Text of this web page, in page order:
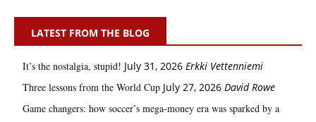
LATEST FROM THE BLOG
It’s the nostalgia, stupid! July 31, 2026 Erkki Vetten­­niemi
Three lessons from the World Cup July 27, 2026 David Rowe
Game changers: how soccer’s mega‑money era was sparked by a